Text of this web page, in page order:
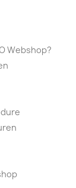
Webshop?